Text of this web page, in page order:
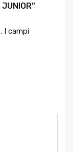
I campi